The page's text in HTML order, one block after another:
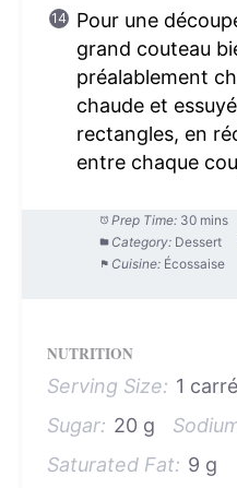
Pour une
grand couteau
préalablement
chaude et
rectangles, en
entre chaque
Prep Time: 30 mins
Category: Dessert
Cuisine: Écossaise
NUTRITION
Serving Size: 1 carré
Sugar: 20 g
Saturated Fat: 9 g